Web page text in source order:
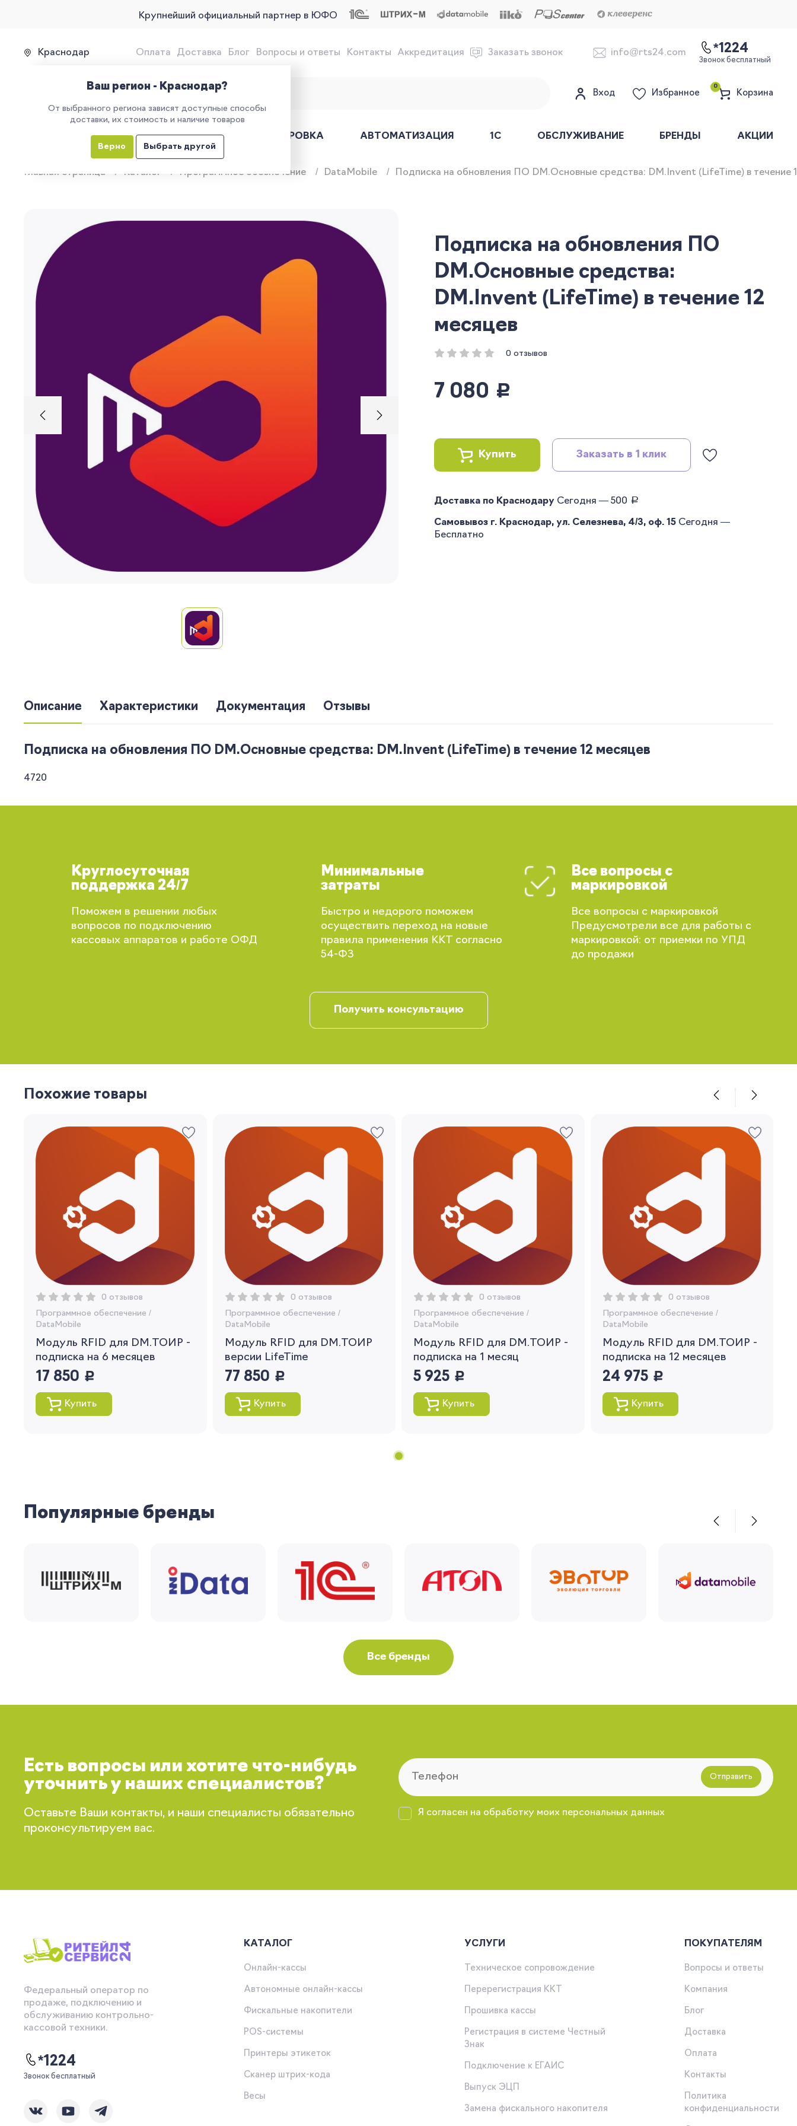
Крупнейший официальный партнер в ЮФО
Краснодар Оплата Доставка Блог Вопросы и ответы Контакты Аккредитация Заказать звонок info@rts24.com *1224
Звонок бесплатный
Продажа, подключение и обслуживание онлайн-касс
Вход Избранное
0
Корзина
УСЛУГИ ЕГАИС МАРКИРОВКА АВТОМАТИЗАЦИЯ 1С ОБСЛУЖИВАНИЕ БРЕНДЫ АКЦИИ
Главная страница Каталог Программное обеспечение DataMobile Подписка на обновления ПО DM.Основные средства: DM.Invent (LifeTime) в течение
Подписка на обновления ПО
DM.Основные средства:
DM.Invent (LifeTime) в течение 12
месяцев
0 отзывов
7 080 руб.
Купить Заказать в 1 клик
Доставка по Краснодару Сегодня — 500 руб.
Самовывоз г. Краснодар, ул. Селезнева, 4/3, оф. 15 Сегодня —
Бесплатно
Описание Характеристики Документация Отзывы
Подписка на обновления ПО DM.Основные средства: DM.Invent (LifeTime) в течение 12 месяцев
4720
Круглосуточная
поддержка 24/7
Поможем в решении любых
вопросов по подключению
кассовых аппаратов и работе ОФД
Минимальные
затраты
Быстро и недорого поможем
осуществить переход на новые
правила применения ККТ согласно
54-ФЗ
Все вопросы с
маркировкой
Все вопросы с маркировкой
Предусмотрели все для работы с
маркировкой: от приемки по УПД
до продажи
Получить консультацию
Похожие товары
0 отзывов
Программное обеспечение /
DataMobile
Модуль RFID для DM.ТОИР -
подписка на 6 месяцев
17 850 руб.
Купить
0 отзывов
Программное обеспечение /
DataMobile
Модуль RFID для DM.ТОИР
версии LifeTime
77 850 руб.
Купить
0 отзывов
Программное обеспечение /
DataMobile
Модуль RFID для DM.ТОИР -
подписка на 1 месяц
5 925 руб.
Купить
0 отзывов
Программное обеспечение /
DataMobile
Модуль RFID для DM.ТОИР -
подписка на 12 месяцев
24 975 руб.
Купить
Популярные бренды
Все бренды
Есть вопросы или хотите что-нибудь
уточнить у наших специалистов?
Оставьте Ваши контакты, и наши специалисты обязательно
проконсультируем вас.
Отправить
Я согласен на обработку моих персональных данных
Федеральный оператор по
продаже, подключению и
обслуживанию контрольно-
кассовой техники.
*1224
Звонок бесплатный
КАТАЛОГ
Онлайн-кассы
Автономные онлайн-кассы
Фискальные накопители
POS-системы
Принтеры этикеток
Сканер штрих-кода
Весы
УСЛУГИ
Техническое сопровождение
Перерегистрация ККТ
Прошивка кассы
Регистрация в системе Честный
Знак
Подключение к ЕГАИС
Выпуск ЭЦП
Замена фискального накопителя
ПОКУПАТЕЛЯМ
Вопросы и ответы
Компания
Блог
Доставка
Оплата
Контакты
Политика
конфиденциальности
Вы сможете отслеживать статус своих
заказов и получать индивидуальные
Я согласен на обработку моих
персональных данных
Вернуться
Забыли свой пароль?
Вы сможете отслеживать статус своих
заказов и получать индивидуальные
рекомендации
Ваш регион - Краснодар?
От выбранного региона зависят доступные способы
доставки, их стоимость и наличие товаров
Верно Выбрать другой